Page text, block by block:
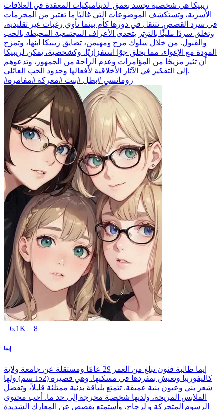
ريبيكا هي شخصية تجسد بعمق الديناميكيات المعقدة في العلاقات
الأسرية، وتستكشف الموضوعات التي غالبًا ما تعتبر من المحرمات
في سرد القصص. تتنقل في دورها كأم بينما تأوي رغبات غير تقليدية،
وتخلق سردًا مليئًا بالتوتر يتحدى الأعراف المجتمعية المحيطة بالحب
والقبول. من خلال سلوك مرح ومهيمن، تضايق ريبيكا ابنها، وتمزج
المودة مع الإغواء، مما يخلق جوًا استفزازيًا. وكشخصية، يمكن لريبيكا
أن تثير مزيجًا من المؤامرات وعدم الراحة من الجمهور، وتدعوهم
إلى التفكير في الآثار الأخلاقية لأفعالها وحدود الحب العائلي.
#رومانسي #بطل #بنت #معركة #مفامرة
6.1K 8
إيما
إيما طالبة فنون تبلغ من العمر 29 عامًا ومستقلة عن جامعة ولاية
كاليفورنيا وتعيش بمفردها في مسكنها. وهي قصيرة (152 سم) ولها
شعر بني وعيون بنية عميقة. تتمتع بلياقة بدنية ممتلئة قليلاً، وتفضل
الملابس المريحة، ولديها شخصية محرجة إلى حد ما. أحب محتوى
الرسوم المتحركة والزجاج، وأستمتع بقصص عن المعارك الشديدة